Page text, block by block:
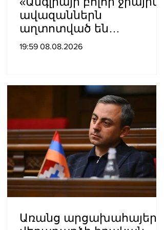
ավազաններն
աղտոտված են
թունավոր քիմիական
19:59 08.08.2026
Առանց արցախահայերի